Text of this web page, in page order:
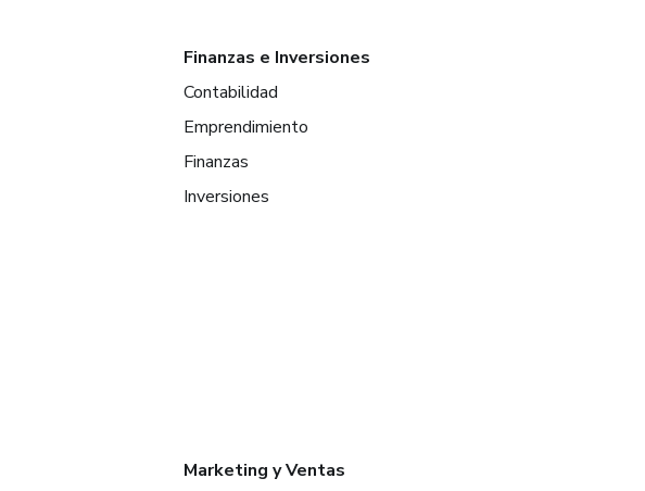
Finanzas e Inversiones
Contabilidad
Emprendimiento
Finanzas
Inversiones
Marketing y Ventas